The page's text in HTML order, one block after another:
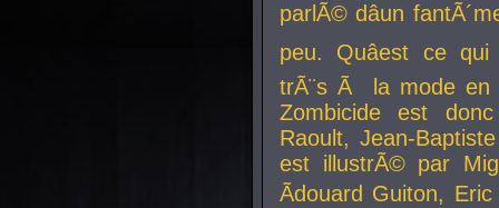
parlÃ© dâun
peu. Quâest ce
trÃ¨s Ã la mode en
Zombicide est
Raoult, Jean-
est illustrÃ© par
Ãdouard Guiton,